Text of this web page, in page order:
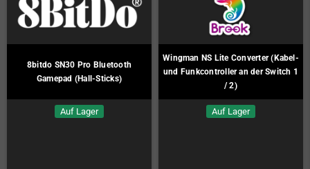
8bitdo SN30 Pro Bluetooth
Gamepad (Hall-Sticks)
Auf Lager
Wingman NS Lite Converter (Kabel-
und Funkcontroller an der Switch 1
/ 2)
Auf Lager